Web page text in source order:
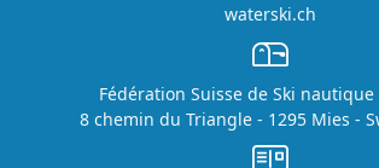
waterski.ch
Fédération Suisse de Ski nautique
8 chemin du Triangle - 1295 Mies -